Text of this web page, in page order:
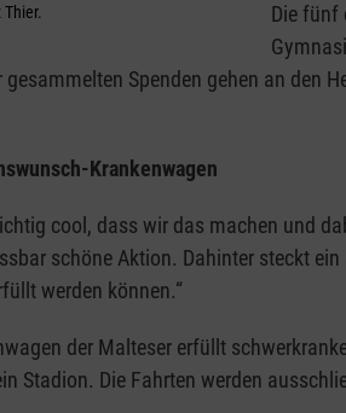
Die fünf
Spenden gehen an den
Krankenwagen
cool, dass wir das machen und
schöne Aktion. Dahinter steckt
werden können.“
der Malteser erfüllt
Stadion. Die Fahrten werden